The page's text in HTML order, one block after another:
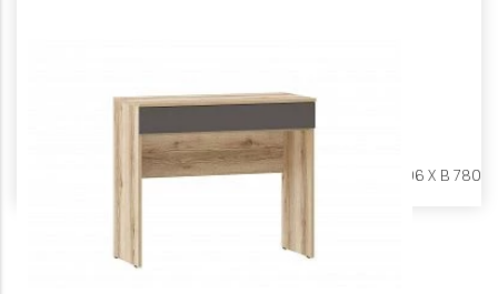
Ш 904 X Г 406 X В 780